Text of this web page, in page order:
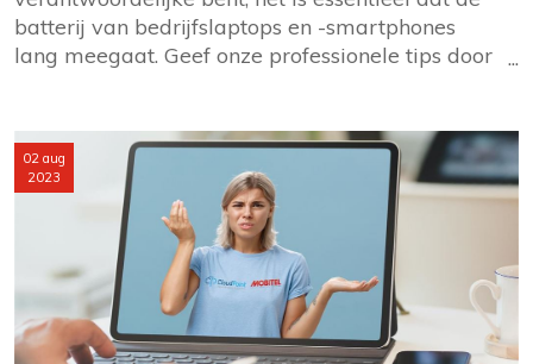
batterij van bedrijfslaptops en -smartphones
lang meegaat. Geef onze professionele tips door
opladen. Zo blijven ze altijd en overal verbonden.
02 aug
2023